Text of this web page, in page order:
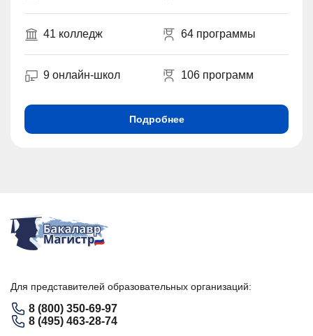
41 колледж 64 программы
9 онлайн-школ 106 программ
Подробнее
Для представителей образовательных организаций:
8 (800) 350-69-97
8 (495) 463-28-74